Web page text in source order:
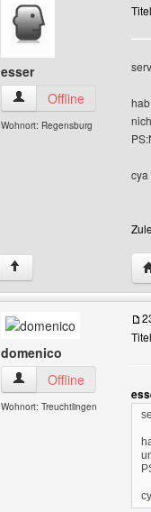
esser
esser Benutzer-Profile
Offline
Wohnort: Regensburg
cya
↑
domenico
domenico Benutzer-
Offline
Wohnort: Treuchtlingen